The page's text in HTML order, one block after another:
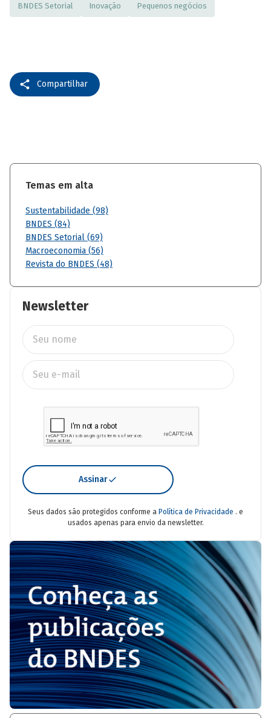
BNDES Setorial Inovação Pequenos negócios
Compartilhar
Temas em alta
Sustentabilidade (98)
BNDES (84)
BNDES Setorial (69)
Macroeconomia (56)
Revista do BNDES (48)
Newsletter
Assinar
Seus dados são protegidos conforme a Política de Privacidade . e
usados apenas para envio da newsletter.